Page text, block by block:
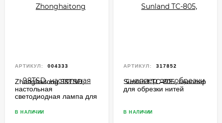
АРТИКУЛ: 004333
Zhonghaitong 98TSD,
настольная
светодиодная лампа для
регулируемой яркостью
В НАЛИЧИИ
АРТИКУЛ: 317852
Sunland TC-805, сниппер
для обрезки нитей
В НАЛИЧИИ